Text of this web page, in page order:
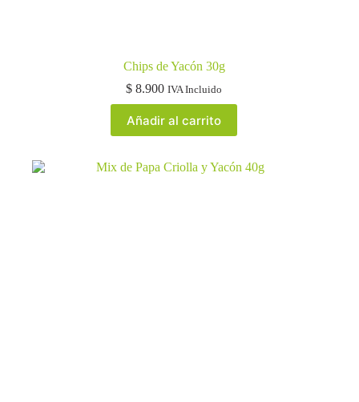
Chips de Yacón 30g
$ 8.900 IVA Incluido
Añadir al carrito